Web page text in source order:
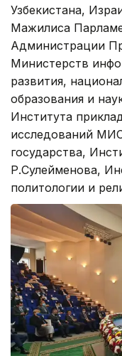
Узбекистана,
Мажилиса
Администрации
Министерств
развития,
образования и
Института
исследований
государства,
Р.Сулейменова,
политологии и